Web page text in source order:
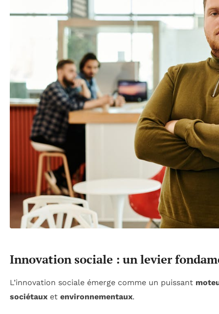
Innovation sociale : un levier
L’innovation sociale émerge comme un puissant
sociétaux et environnementaux.